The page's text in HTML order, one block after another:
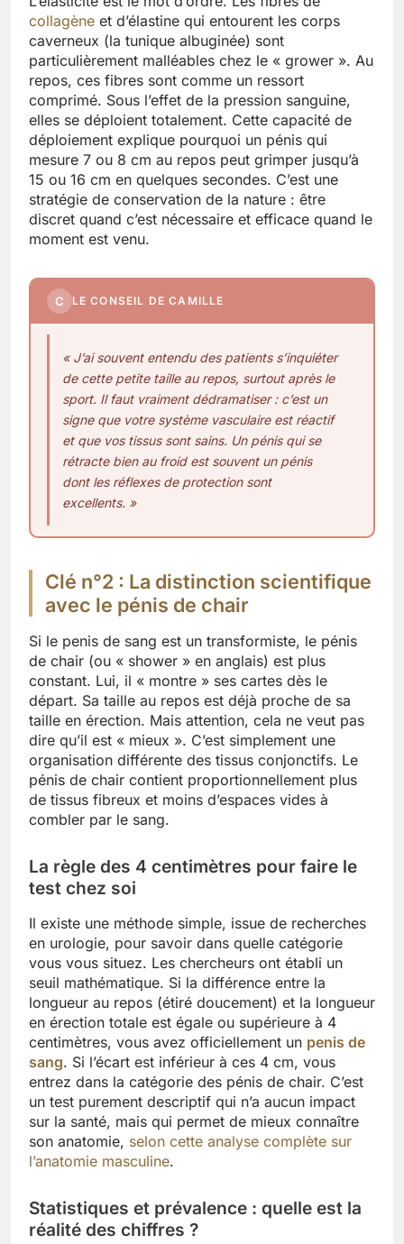
collagène et d’élastine qui entourent les corps
caverneux (la tunique albuginée) sont
particulièrement malléables chez le « grower ». Au
repos, ces fibres sont comme un ressort
comprimé. Sous l’effet de la pression sanguine,
elles se déploient totalement. Cette capacité de
déploiement explique pourquoi un pénis qui
mesure 7 ou 8 cm au repos peut grimper jusqu’à
15 ou 16 cm en quelques secondes. C’est une
stratégie de conservation de la nature : être
discret quand c’est nécessaire et efficace quand le
moment est venu.
C LE CONSEIL DE CAMILLE
« J’ai souvent entendu des patients s’inquiéter
de cette petite taille au repos, surtout après le
sport. Il faut vraiment dédramatiser : c’est un
signe que votre système vasculaire est réactif
et que vos tissus sont sains. Un pénis qui se
rétracte bien au froid est souvent un pénis
dont les réflexes de protection sont
excellents. »
Clé n°2 : La distinction scientifique
avec le pénis de chair
Si le penis de sang est un transformiste, le pénis
de chair (ou « shower » en anglais) est plus
constant. Lui, il « montre » ses cartes dès le
départ. Sa taille au repos est déjà proche de sa
taille en érection. Mais attention, cela ne veut pas
dire qu’il est « mieux ». C’est simplement une
organisation différente des tissus conjonctifs. Le
pénis de chair contient proportionnellement plus
de tissus fibreux et moins d’espaces vides à
combler par le sang.
La règle des 4 centimètres pour faire le
test chez soi
Il existe une méthode simple, issue de recherches
en urologie, pour savoir dans quelle catégorie
vous vous situez. Les chercheurs ont établi un
seuil mathématique. Si la différence entre la
longueur au repos (étiré doucement) et la longueur
en érection totale est égale ou supérieure à 4
centimètres, vous avez officiellement un penis de
sang. Si l’écart est inférieur à ces 4 cm, vous
entrez dans la catégorie des pénis de chair. C’est
un test purement descriptif qui n’a aucun impact
sur la santé, mais qui permet de mieux connaître
son anatomie, selon cette analyse complète sur
l’anatomie masculine.
Statistiques et prévalence : quelle est la
réalité des chiffres ?